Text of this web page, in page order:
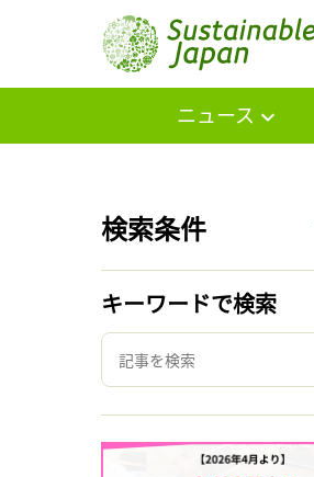
ニュース
検索条件
キーワードで検索